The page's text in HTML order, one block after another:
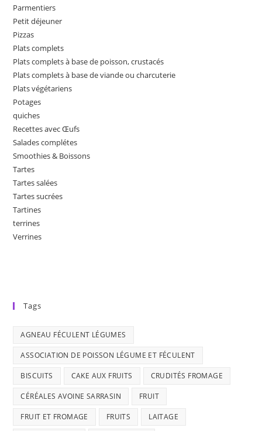
Parmentiers
Petit déjeuner
Pizzas
Plats complets
Plats complets à base de poisson, crustacés
Plats complets à base de viande ou charcuterie
Plats végétariens
Potages
quiches
Recettes avec Œufs
Salades complétes
Smoothies & Boissons
Tartes
Tartes salées
Tartes sucrées
Tartines
terrines
Verrines
Tags
AGNEAU FÉCULENT LÉGUMES
ASSOCIATION DE POISSON LÉGUME ET FÉCULENT
BISCUITS CAKE AUX FRUITS CRUDITÉS FROMAGE
CÉRÉALES AVOINE SARRASIN FRUIT
FRUIT ET FROMAGE FRUITS LAITAGE